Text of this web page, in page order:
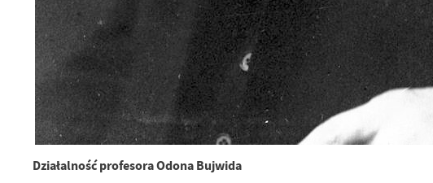
Działalność profesora Odona Bujwida